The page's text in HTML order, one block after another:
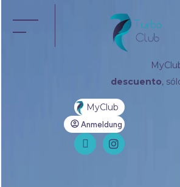
descuento,
MyClub
Anmeldung